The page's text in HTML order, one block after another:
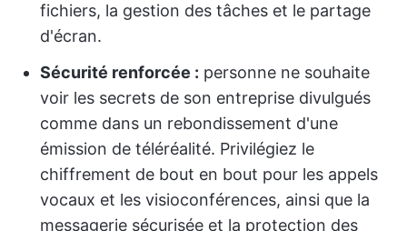
fichiers, la gestion des tâches et le partage
d'écran.
Sécurité renforcée : personne ne souhaite
voir les secrets de son entreprise divulgués
comme dans un rebondissement d'une
émission de téléréalité. Privilégiez le
chiffrement de bout en bout pour les appels
vocaux et les visioconférences, ainsi que la
messagerie sécurisée et la protection des